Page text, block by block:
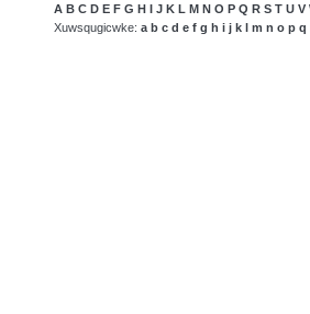
A B C D E F G H I J K L M N O P Q R S T U V
Xuwsqugicwke: a b c d e f g h i j k l m n o p q